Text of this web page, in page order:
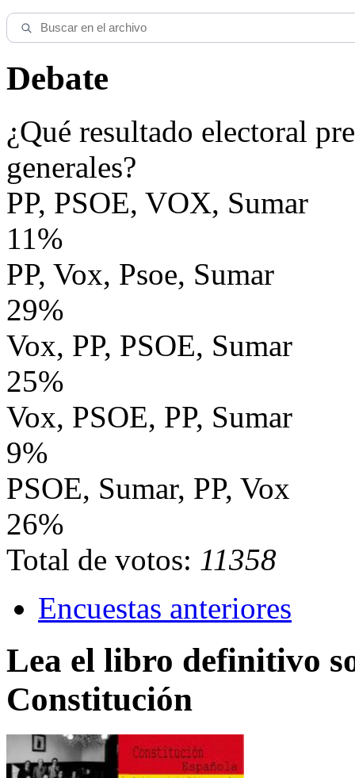
Debate
¿Qué resultado electoral
generales?
PP, PSOE, VOX, Sumar
11%
PP, Vox, Psoe, Sumar
29%
Vox, PP, PSOE, Sumar
25%
Vox, PSOE, PP, Sumar
9%
PSOE, Sumar, PP, Vox
26%
Total de votos: 11358
Encuestas anteriores
Lea el libro definitivo
Constitución